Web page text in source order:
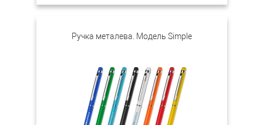
Ручка металева. Модель Simple